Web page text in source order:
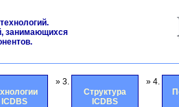
занимающихся
ICDBS
» 3.
Структура
ICDBS
» 4.